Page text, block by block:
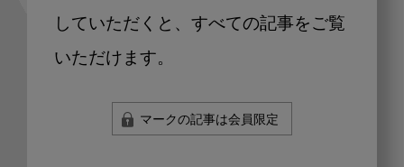
していただくと、すべての記事をご覧
いただけます。
マークの記事は会員限定